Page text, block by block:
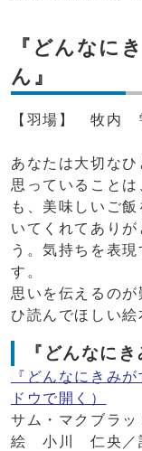
『どんなに
ん』
【羽場】 牧内
あなたは大切な
思っていること
も、美味しいご
いてくれてあり
う。気持ちを表
す。
思いを伝えるの
ひ読んでほしい絵
『どんなに
『どんなにきみ
ドウで開く）
サム・マクブラ
絵 小川 仁央／